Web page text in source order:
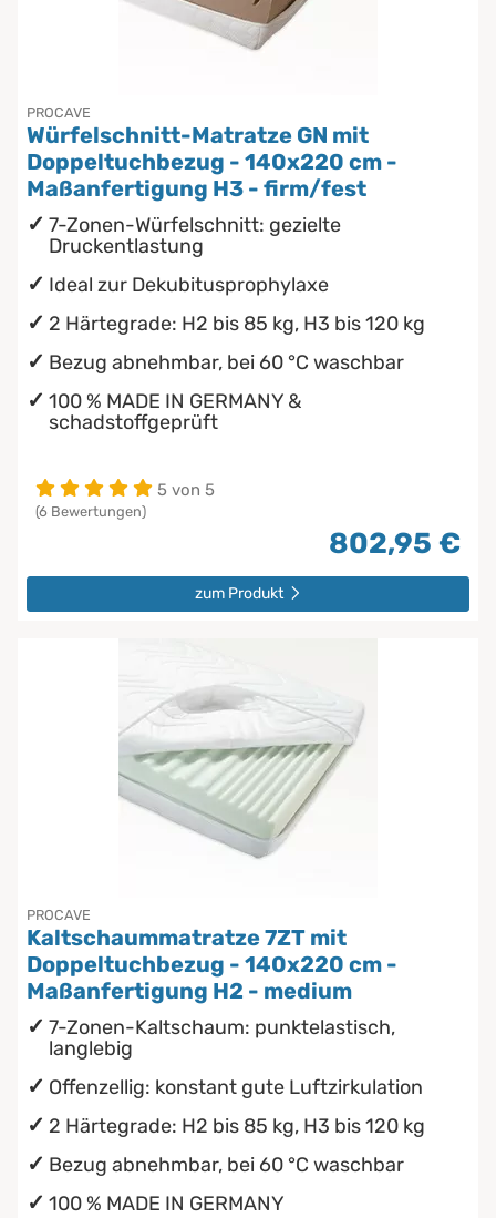
PROCAVE
Würfelschnitt-Matratze GN mit
Doppeltuchbezug - 140x220 cm -
Maßanfertigung H3 - firm/fest
7-Zonen-Würfelschnitt: gezielte
Druckentlastung
Ideal zur Dekubitusprophylaxe
2 Härtegrade: H2 bis 85 kg, H3 bis 120 kg
Bezug abnehmbar, bei 60 °C waschbar
100 % MADE IN GERMANY &
schadstoffgeprüft
5 von 5
(6 Bewertungen)
802,95 €
zum Produkt
PROCAVE
Kaltschaummatratze 7ZT mit
Doppeltuchbezug - 140x220 cm -
Maßanfertigung H2 - medium
7-Zonen-Kaltschaum: punktelastisch,
langlebig
Offenzellig: konstant gute Luftzirkulation
2 Härtegrade: H2 bis 85 kg, H3 bis 120 kg
Bezug abnehmbar, bei 60 °C waschbar
100 % MADE IN GERMANY
wasserdichte Matratzenschoner
Die besten Sommerbettdecken
Die richtige Matratze kaufen